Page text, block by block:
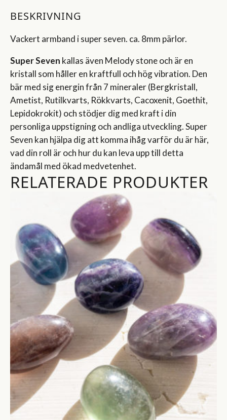
BESKRIVNING
Vackert armband i super seven. ca. 8mm pärlor.
Super Seven kallas även Melody stone och är en
kristall som håller en kraftfull och hög vibration. Den
bär med sig energin från 7 mineraler (Bergkristall,
Ametist, Rutilkvarts, Rökkvarts, Cacoxenit, Goethit,
Lepidokrokit) och stödjer dig med kraft i din
personliga uppstigning och andliga utveckling. Super
Seven kan hjälpa dig att komma ihåg varför du är här,
vad din roll är och hur du kan leva upp till detta
ändamål med ökad medvetenhet.
RELATERADE PRODUKTER